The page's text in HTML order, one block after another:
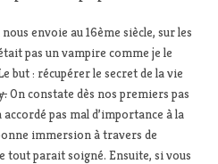
envoie au 16ème siècle, sur les
pas un vampire comme je le
but : récupérer le secret de la vie
On constate dès nos premiers pas
pas mal d’importance à la
immersion à travers de
tout parait soigné. Ensuite, si vous